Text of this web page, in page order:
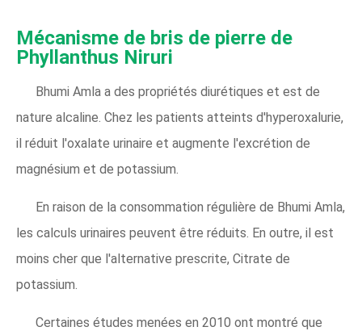
Mécanisme de bris de pierre de
Phyllanthus Niruri
Bhumi Amla a des propriétés diurétiques et est de
nature alcaline. Chez les patients atteints d'hyperoxalurie,
il réduit l'oxalate urinaire et augmente l'excrétion de
magnésium et de potassium.
En raison de la consommation régulière de Bhumi Amla,
les calculs urinaires peuvent être réduits. En outre, il est
moins cher que l'alternative prescrite, Citrate de
potassium.
Certaines études menées en 2010 ont montré que